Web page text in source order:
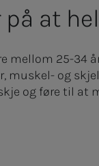
på at
mellom 25-34
muskel- og
og føre til at